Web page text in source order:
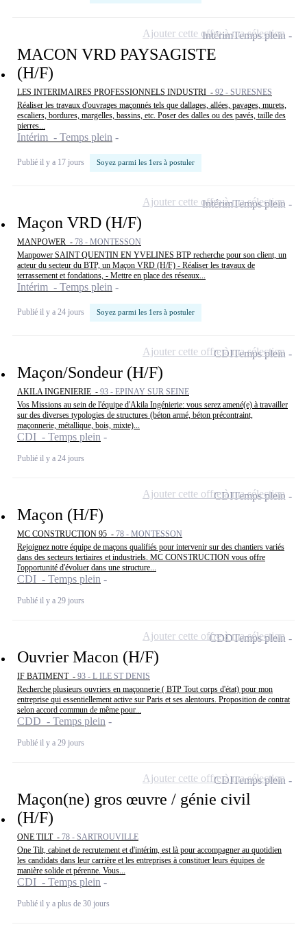
MACON VRD PAYSAGISTE
(H/F)
LES INTERIMAIRES PROFESSIONNELS INDUSTRI - 92 - SURESNES
Réaliser les travaux d'ouvrages maçonnés tels que dallages, allées, pavages, murets,
escaliers, bordures, margelles, bassins, etc. Poser des dalles ou des pavés, taille des
pierres...
Intérim - Temps plein
Publié il y a 17 jours Soyez parmi les 1ers à postuler
IntérimTemps plein
Ajouter cette offre à ma sélection
Maçon VRD (H/F)
MANPOWER - 78 - MONTESSON
Manpower SAINT QUENTIN EN YVELINES BTP recherche pour son client, un
acteur du secteur du BTP, un Maçon VRD (H/F) - Réaliser les travaux de
terrassement et fondations, - Mettre en place des réseaux...
Intérim - Temps plein
Publié il y a 24 jours Soyez parmi les 1ers à postuler
IntérimTemps plein
Ajouter cette offre à ma sélection
Maçon/Sondeur (H/F)
AKILA INGENIERIE - 93 - EPINAY SUR SEINE
Vos Missions au sein de l'équipe d'Akila Ingénierie: vous serez amené(e) à travailler
sur des diverses typologies de structures (béton armé, béton précontraint,
maçonnerie, métallique, bois, mixte)...
CDI - Temps plein
Publié il y a 24 jours
CDITemps plein
Ajouter cette offre à ma sélection
Maçon (H/F)
MC CONSTRUCTION 95 - 78 - MONTESSON
Rejoignez notre équipe de maçons qualifiés pour intervenir sur des chantiers variés
dans des secteurs tertiaires et industriels. MC CONSTRUCTION vous offre
l'opportunité d'évoluer dans une structure...
CDI - Temps plein
Publié il y a 29 jours
CDITemps plein
Ajouter cette offre à ma sélection
Ouvrier Macon (H/F)
IF BATIMENT - 93 - L ILE ST DENIS
Recherche plusieurs ouvriers en maçonnerie ( BTP Tout corps d'état) pour mon
entreprise qui essentiellement active sur Paris et ses alentours. Proposition de contrat
selon accord commun de même pour...
CDD - Temps plein
Publié il y a 29 jours
CDDTemps plein
Ajouter cette offre à ma sélection
Maçon(ne) gros œuvre / génie civil
(H/F)
ONE TILT - 78 - SARTROUVILLE
One Tilt, cabinet de recrutement et d'intérim, est là pour accompagner au quotidien
les candidats dans leur carrière et les entreprises à constituer leurs équipes de
manière solide et pérenne. Vous...
CDI - Temps plein
Publié il y a plus de 30 jours
CDITemps plein
Ajouter cette offre à ma sélection